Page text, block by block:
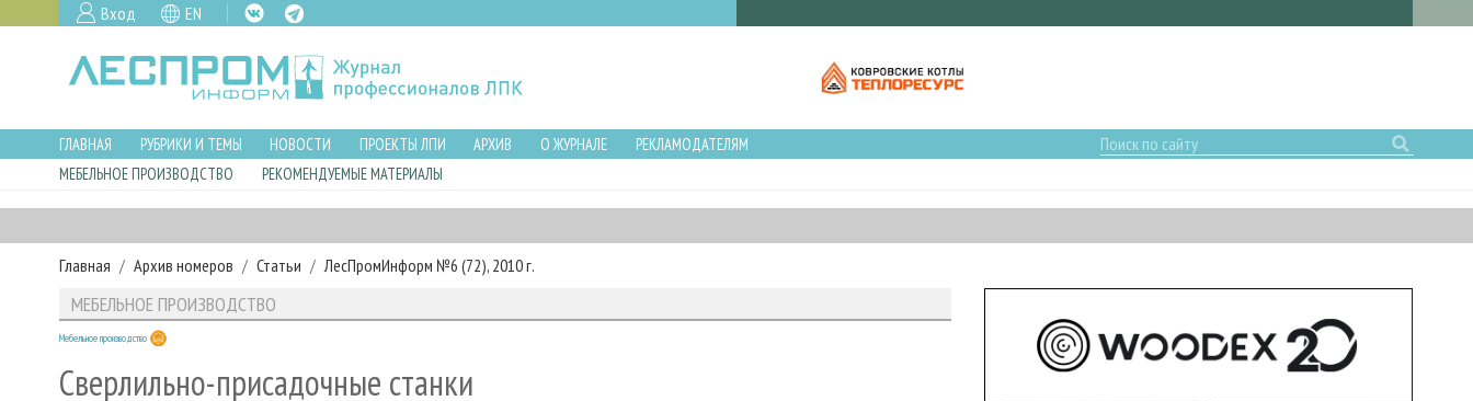
Вход EN
ГЛАВНАЯ РУБРИКИ И ТЕМЫ НОВОСТИ ПРОЕКТЫ ЛПИ АРХИВ О ЖУРНАЛЕ
РЕКЛАМОДАТЕЛЯМ
МЕБЕЛЬНОЕ ПРОИЗВОДСТВО
РЕКОМЕНДУЕМЫЕ МАТЕРИАЛЫ
Главная Архив номеров Статьи ЛесПромИнформ №6 (72), 2010 г.
МЕБЕЛЬНОЕ ПРОИЗВОДСТВО
Мебельное производство
Сверлильно-присадочные станки